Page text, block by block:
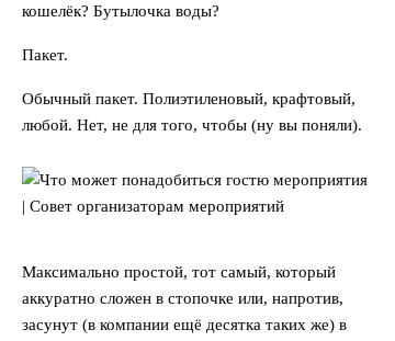
кошелёк? Бутылочка воды?
Пакет.
Обычный пакет. Полиэтиленовый, крафтовый,
любой. Нет, не для того, чтобы (ну вы поняли).
Максимально простой, тот самый, который
аккуратно сложен в стопочке или, напротив,
засунут (в компании ещё десятка таких же) в